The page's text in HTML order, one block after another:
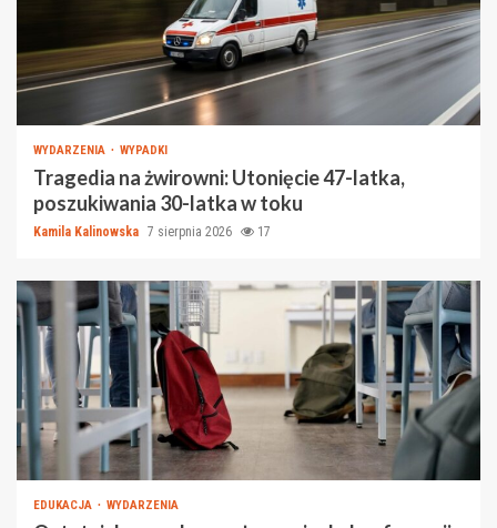
WYDARZENIA WYPADKI
Tragedia na żwirowni: Utonięcie 47-latka,
poszukiwania 30-latka w toku
Kamila Kalinowska 7 sierpnia 2026 17
EDUKACJA WYDARZENIA